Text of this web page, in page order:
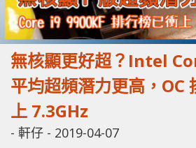
無核顯更好超？Intel
平均超頻潛力更高，OC
上 7.3GHz
- 軒仔 - 2019-04-07